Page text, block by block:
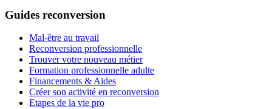
Guides reconversion
Mal-être au travail
Reconversion professionnelle
Trouver votre nouveau métier
Formation professionnelle adulte
Financements & Aides
Créer son activité en reconversion
Etapes de la vie pro